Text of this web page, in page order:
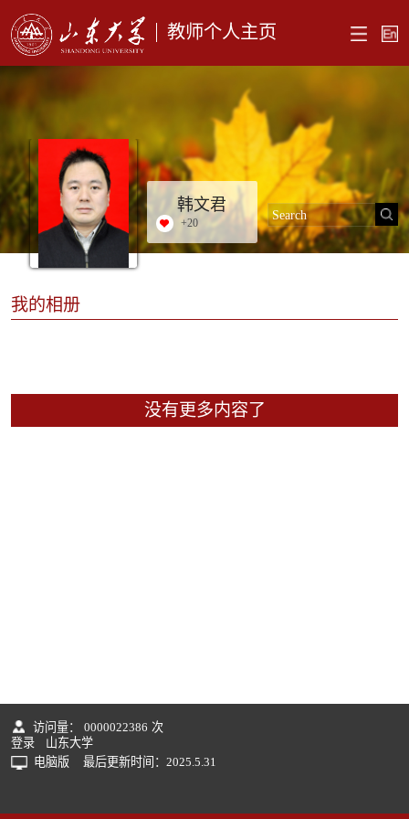
教师个人主页
韩文君
+20
我的相册
没有更多内容了
访问量： 0000022386 次
登录
山东大学
电脑版
最后更新时间： 2025.5.31